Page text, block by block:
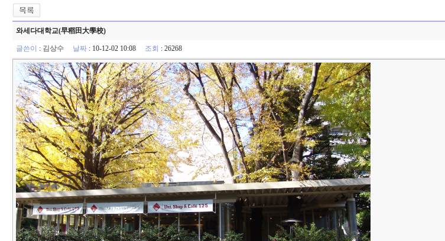
와세다대학교(早稻田大學校)
글쓴이 : 김상수 날짜: 10-12-02 10:08 조회 : 26268